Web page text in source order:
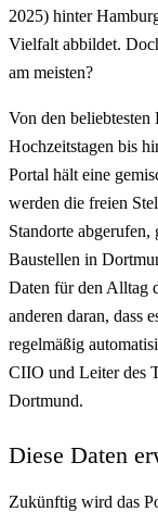
2025) hinter
Vielfalt abbildet.
am meisten?
Von den
Hochzeitstagen bis
Portal hält eine
werden die freien
Standorte
Baustellen in
Daten für den Alltag
anderen daran, dass
regelmäßig
CIIO und Leiter des
Dortmund.
Diese Daten
Zukünftig wird das